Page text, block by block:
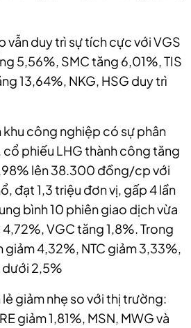
vẫn duy trì sự tích cực với VGS
5,56%, SMC tăng 6,01%, TIS
13,64%, NKG, HSG duy trì
công nghiệp có sự phân
cổ phiếu LHG thành công tăng
lên 38.300 đồng/cp với
đạt 1,3 triệu đơn vị, gấp 4 lần
bình 10 phiên giao dịch vừa
VGC tăng 1,8%. Trong
giảm 4,32%, NTC giảm 3,33%,
dưới 2,5%
giảm nhẹ so với thị trường:
giảm 1,81%, MSN, MWG và